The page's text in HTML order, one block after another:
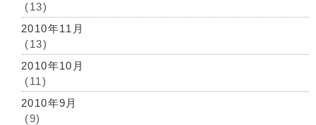
(13)
2010年11月
(13)
2010年10月
(11)
2010年9月
(9)